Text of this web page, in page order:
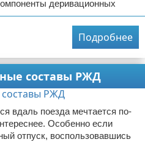
деривационных
Подробнее
составы РЖД
вдаль поезда мечтается по-
Особенно если
отпуск, воспользовавшись